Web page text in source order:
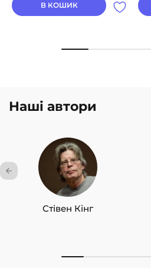
В КОШИК
Наші автори
Стівен Кінг